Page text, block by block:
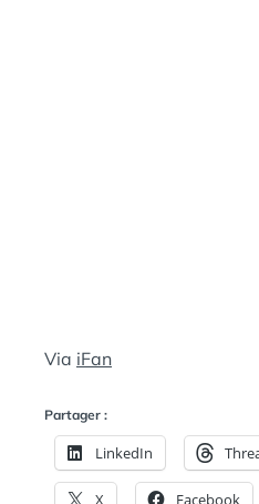
Via iFan
Partager :
LinkedIn
X Facebook